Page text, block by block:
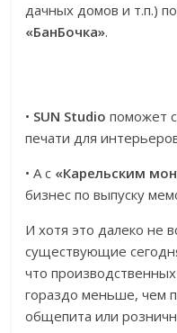
дачных домов и т.п.)
«БанБочка».
• SUN Studio поможет
печати для
• А с «Карельским
бизнес по выпуску
И хотя это далеко не
существующие
что
гораздо меньше, чем
общепита или